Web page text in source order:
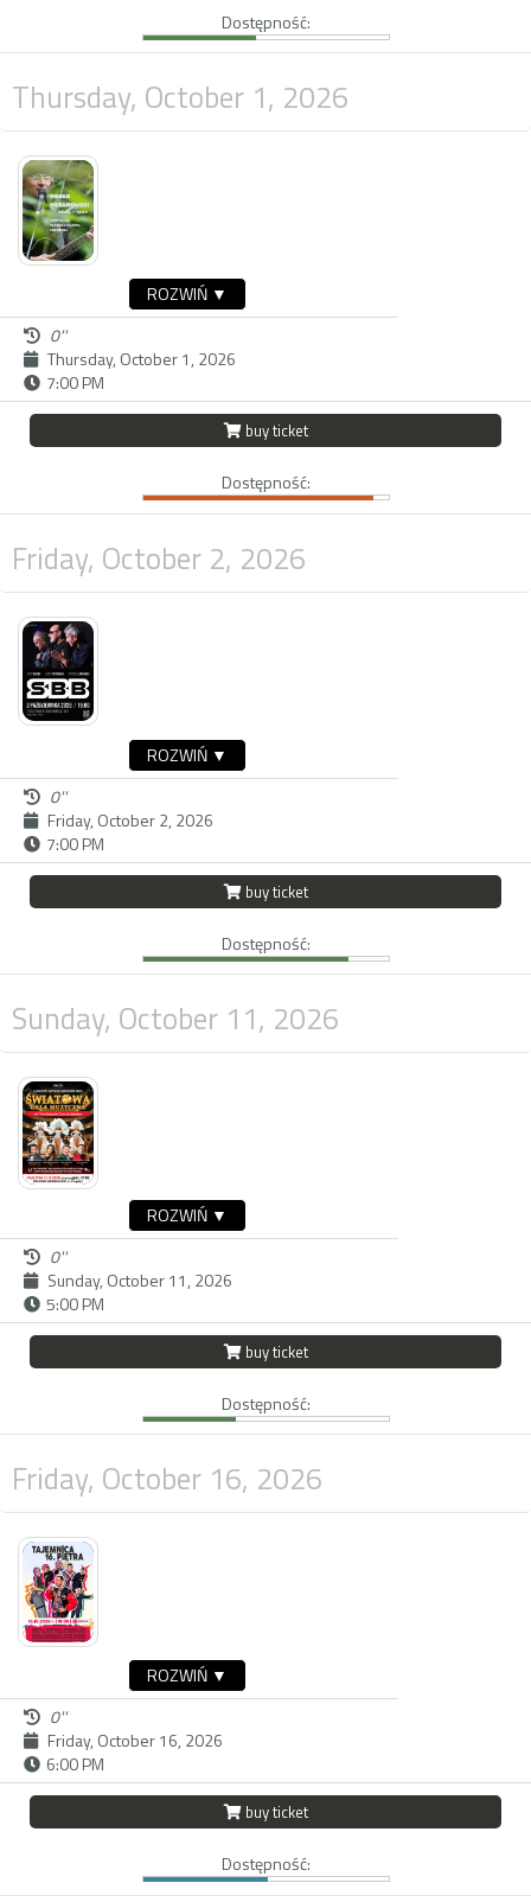
Dostępność:
Thursday, October 1, 2026
ROZWIŃ ▼
0''
Thursday, October 1, 2026
7:00 PM
buy ticket
Dostępność:
Friday, October 2, 2026
ROZWIŃ ▼
0''
Friday, October 2, 2026
7:00 PM
buy ticket
Dostępność:
Sunday, October 11, 2026
ROZWIŃ ▼
0''
Sunday, October 11, 2026
5:00 PM
buy ticket
Dostępność:
Friday, October 16, 2026
ROZWIŃ ▼
0''
Friday, October 16, 2026
6:00 PM
buy ticket
Dostępność: